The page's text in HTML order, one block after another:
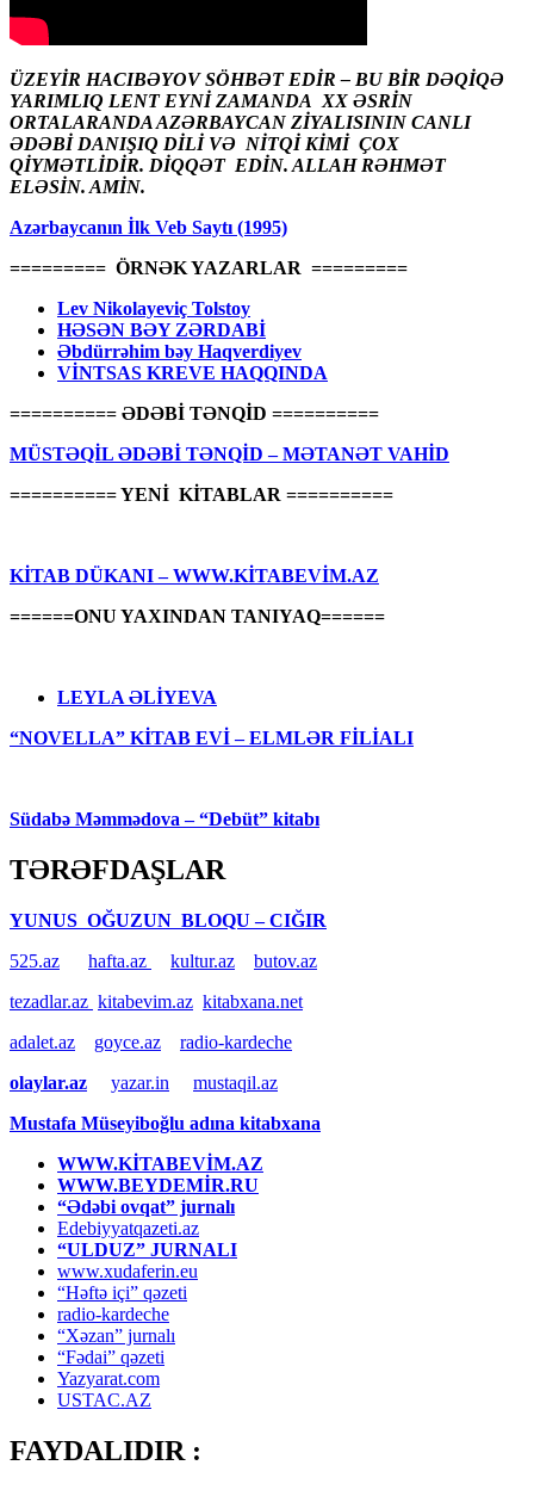
ÜZEYİR HACIBƏYOV SÖHBƏT EDİR – BU BİR DƏQİQƏ
YARIMLIQ LENT EYNİ ZAMANDA XX ƏSRİN
ORTALARANDA AZƏRBAYCAN ZİYALISININ CANLI
ƏDƏBİ DANIŞIQ DİLİ VƏ NİTQİ KİMİ ÇOX
QİYMƏTLİDİR. DİQQƏT EDİN. ALLAH RƏHMƏT
ELƏSİN. AMİN.
Azərbaycanın İlk Veb Saytı (1995)
========= ÖRNƏK YAZARLAR =========
Lev Nikolayeviç Tolstoy
HƏSƏN BƏY ZƏRDABİ
Əbdürrəhim bəy Haqverdiyev
VİNTSAS KREVE HAQQINDA
========== ƏDƏBİ TƏNQİD ==========
MÜSTƏQİL ƏDƏBİ TƏNQİD – MƏTANƏT VAHİD
========== YENİ KİTABLAR ==========
KİTAB DÜKANI – WWW.KİTABEVİM.AZ
======ONU YAXINDAN TANIYAQ======
LEYLA ƏLİYEVA
“NOVELLA” KİTAB EVİ – ELMLƏR FİLİALI
Südabə Məmmədova – “Debüt” kitabı
TƏRƏFDAŞLAR
YUNUS OĞUZUN BLOQU – CIĞIR
525.az
hafta.az kultur.az
butov.az
tezadlar.az kitabevim.az kitabxana.net
adalet.az
goyce.az
radio-kardeche
olaylar.az
yazar.in
mustaqil.az
Mustafa Müseyiboğlu adına kitabxana
WWW.KİTABEVİM.AZ
WWW.BEYDEMİR.RU
“Ədəbi ovqat” jurnalı
Edebiyyatqazeti.az
“ULDUZ” JURNALI
www.xudaferin.eu
“Həftə içi” qəzeti
radio-kardeche
“Xəzan” jurnalı
“Fədai” qəzeti
Yazyarat.com
USTAC.AZ
FAYDALIDIR :